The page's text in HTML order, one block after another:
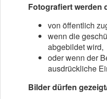
Fotografiert werden
von öffentlich
wenn die
abgebildet wird,
oder wenn der
ausdrückliche
Bilder dürfen